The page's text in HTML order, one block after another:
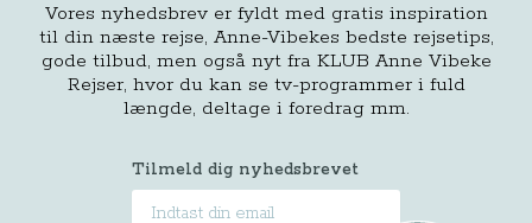
Vores nyhedsbrev er fyldt med gratis inspiration
til din næste rejse, Anne-Vibekes bedste rejsetips,
gode tilbud, men også nyt fra KLUB Anne Vibeke
Rejser, hvor du kan se tv-programmer i fuld
længde, deltage i foredrag mm.
Tilmeld dig nyhedsbrevet